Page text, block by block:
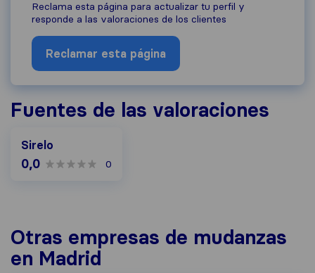
Reclama esta página para actualizar tu perfil y
responde a las valoraciones de los clientes
Reclamar esta página
Fuentes de las valoraciones
Sirelo
0,0 0
Otras empresas de mudanzas
en Madrid